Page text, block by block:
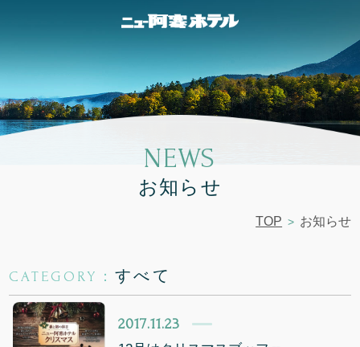
NEWS
お知らせ
TOP お知らせ
CATEGORY： すべて
2017.11.23